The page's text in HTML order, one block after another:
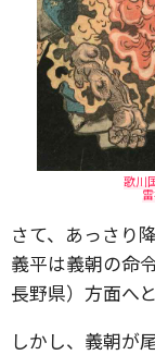
歌川
さて、あっさり
義平は義朝の命
長野県）方面へ
しかし、義朝が